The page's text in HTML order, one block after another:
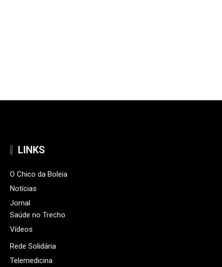
LINKS
O Chico da Boleia
Notícias
Jornal
Saúde no Trecho
Vídeos
Rede Solidária
Telemedicina